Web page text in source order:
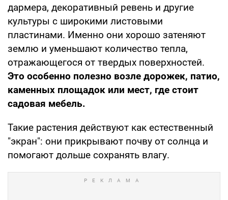
дармера, декоративный ревень и другие
культуры с широкими листовыми
пластинами. Именно они хорошо затеняют
землю и уменьшают количество тепла,
отражающегося от твердых поверхностей.
Это особенно полезно возле дорожек, патио,
каменных площадок или мест, где стоит
садовая мебель.
Такие растения действуют как естественный
"экран": они прикрывают почву от солнца и
помогают дольше сохранять влагу.